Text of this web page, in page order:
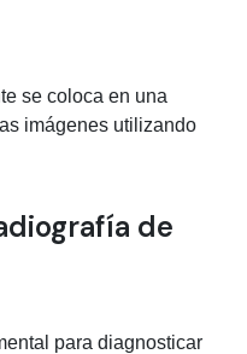
se coloca en una
imágenes utilizando
de
para diagnosticar